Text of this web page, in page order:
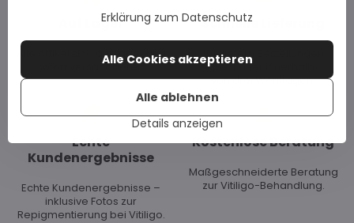
Auf Lager
Alle Artikel sind auf Lager und
sofort versandbereit.
Schnelle Lieferung
Wir liefern Bestellungen
per Kurier innerhalb
von drei Werktagen.
Echte
Kundenergebnisse
Echte Kundenergebnisse –
inklusive Fotos zur
Repigmentierung bei Vitiligo.
Kostenlose Beratung
Maßgeschneiderte Beratung
zur Vitiligo-Behandlung.
Erklärung zum Datenschutz
Details anzeigen
Alle Cookies akzeptieren
Alle ablehnen